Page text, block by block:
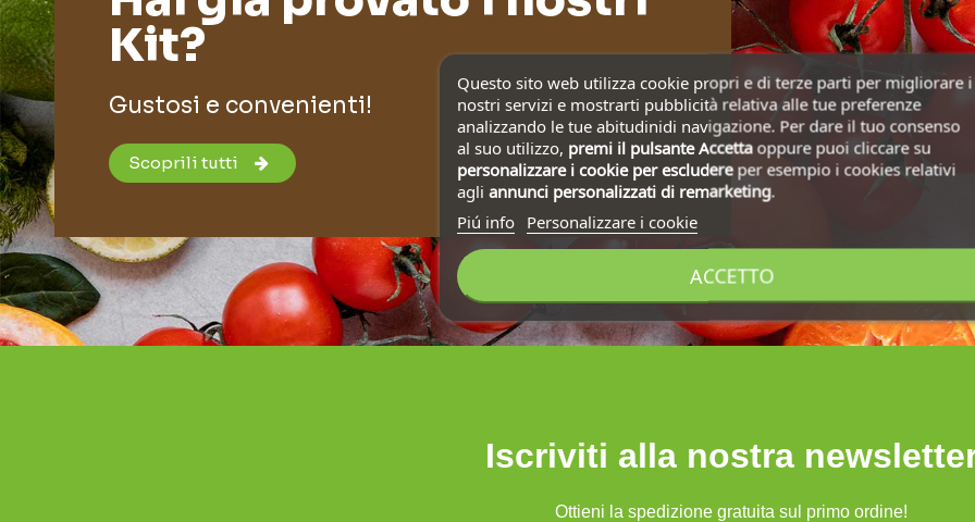
Kit?
Gustosi e convenienti!
Scoprili tutti
Iscriviti alla nostra
Ottieni la spedizione gratuita sul primo ordine!
Questo sito web utilizza cookie propri e di terze parti per migliorare i
nostri servizi e mostrarti pubblicità relativa alle tue preferenze
analizzando le tue abitudinidi navigazione. Per dare il tuo consenso
al suo utilizzo, premi il pulsante Accettaoppure puoi cliccare su
personalizzare i cookie per escludereper esempio i cookies relativi
agli annunci personalizzati di remarketing.
Piú info
Personalizzare i cookie
ACCETTO